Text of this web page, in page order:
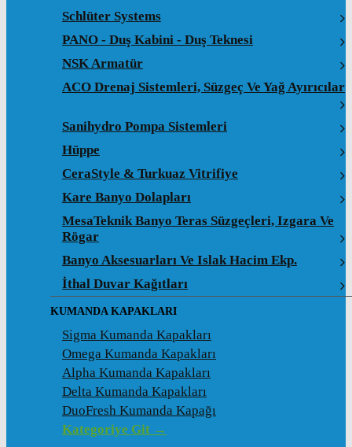
Schlüter Systems
PANO - Duş Kabini - Duş Teknesi
NSK Armatür
ACO Drenaj Sistemleri, Süzgeç Ve Yağ Ayırıcılar
Sanihydro Pompa Sistemleri
Hüppe
CeraStyle & Turkuaz Vitrifiye
Kare Banyo Dolapları
MesaTeknik Banyo Teras Süzgeçleri, Izgara Ve
Rögar
Banyo Aksesuarları Ve Islak Hacim Ekp.
İthal Duvar Kağıtları
KUMANDA KAPAKLARI
Sigma Kumanda Kapakları
Omega Kumanda Kapakları
Alpha Kumanda Kapakları
Delta Kumanda Kapakları
DuoFresh Kumanda Kapağı
Kategoriye Git →